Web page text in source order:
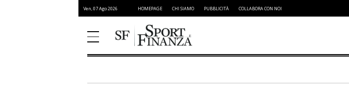
Ven, 07 Ago 2026 HOMEPAGE CHI SIAMO PUBBLICITÀ COLLABORA CON NOI